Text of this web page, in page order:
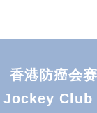
香港防癌会
Jockey